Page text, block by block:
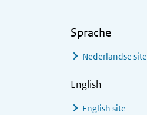
Sprache
Nederlandse site
English
English site